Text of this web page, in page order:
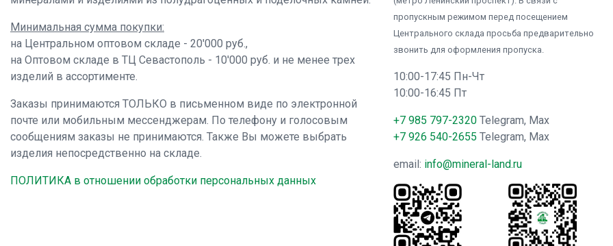
Минимальная сумма покупки:
на Центральном оптовом складе - 20'000 руб.,
на Оптовом складе в ТЦ Севастополь - 10'000 руб. и не менее трех
изделий в ассортименте.
Заказы принимаются ТОЛЬКО в письменном виде по электронной
почте или мобильным мессенджерам. По телефону и голосовым
сообщениям заказы не принимаются. Также Вы можете выбрать
изделия непосредственно на складе.
ПОЛИТИКА в отношении обработки персональных данных
пропускным режимом перед посещением
Центрального склада просьба предварительно
звонить для оформления пропуска.
10:00-17:45 Пн-Чт
10:00-16:45 Пт
+7 985 797-2320 Telegram, Max
+7 926 540-2655 Telegram, Max
email: info@mineral-land.ru